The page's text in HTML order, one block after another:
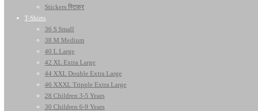
Stickers स्टिकर
T-Shirts
36 S Small
38 M Medium
40 L Large
42 XL Extra Large
44 XXL Double Extra Large
46 XXXL Tripple Extra Large
28 Children 3-5 Years
30 Children 6-9 Years